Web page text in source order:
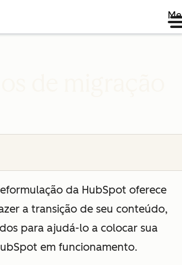
da HubSpot oferece
a transição de seu conteúdo,
para ajudá-lo a colocar sua
em funcionamento.